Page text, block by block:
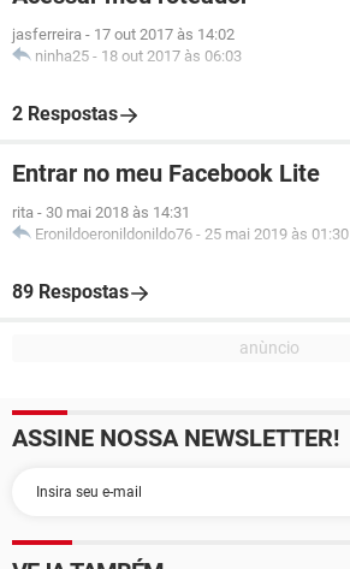
jasferreira - 17 out 2017 às 14:02
ninha25 - 18 out 2017 às 06:03
2 Respostas
Entrar no meu Facebook Lite
rita - 30 mai 2018 às 14:31
Eronildoeronildonildo76 - 25 mai 2019 às 01:30
89 Respostas
ASSINE NOSSA NEWSLETTER!